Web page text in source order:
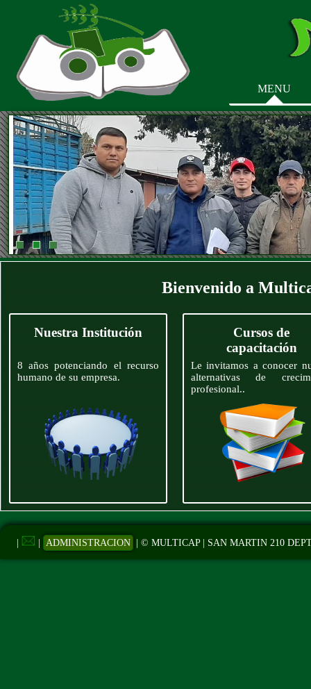
MENU
Bienvenido a
Nuestra Institución
8 años potenciando el recurso
humano de su empresa.
Cursos de
capacitación
Le invitamos a conocer
alternativas de
profesional..
ADMINISTRACION | © MULTICAP | SAN MARTIN 210